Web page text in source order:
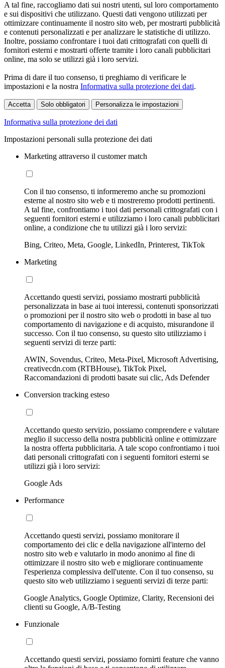
A tal fine, raccogliamo dati sui nostri utenti, sul loro comportamento
e sui dispositivi che utilizzano. Questi dati vengono utilizzati per
ottimizzare continuamente il nostro sito web, per mostrarti pubblicità
e contenuti personalizzati e per analizzare le statistiche di utilizzo.
Inoltre, possiamo confrontare i tuoi dati crittografati con quelli di
fornitori esterni e mostrarti offerte tramite i loro canali pubblicitari
online, ma solo se utilizzi già i loro servizi.
Prima di dare il tuo consenso, ti preghiamo di verificare le
impostazioni e la nostra Informativa sulla protezione dei dati.
Accetta Solo obbligatori Personalizza le impostazioni
Informativa sulla protezione dei dati
Impostazioni personali sulla protezione dei dati
Marketing attraverso il customer match
Con il tuo consenso, ti informeremo anche su promozioni
esterne al nostro sito web e ti mostreremo prodotti pertinenti.
A tal fine, confrontiamo i tuoi dati personali crittografati con i
seguenti fornitori esterni e utilizziamo i loro canali pubblicitari
online, a condizione che tu utilizzi già i loro servizi:
Bing, Criteo, Meta, Google, LinkedIn, Printerest, TikTok
Marketing
Accettando questi servizi, possiamo mostrarti pubblicità
personalizzata in base ai tuoi interessi, contenuti sponsorizzati
o promozioni per il nostro sito web o prodotti in base al tuo
comportamento di navigazione e di acquisto, misurandone il
successo. Con il tuo consenso, su questo sito utilizziamo i
seguenti servizi di terze parti:
AWIN, Sovendus, Criteo, Meta-Pixel, Microsoft Advertising,
creativecdn.com (RTBHouse), TikTok Pixel,
Raccomandazioni di prodotti basate sui clic, Ads Defender
Conversion tracking esteso
Accettando questo servizio, possiamo comprendere e valutare
meglio il successo della nostra pubblicità online e ottimizzare
la nostra offerta pubblicitaria. A tale scopo confrontiamo i tuoi
dati personali crittografati con i seguenti fornitori esterni se
utilizzi già i loro servizi:
Google Ads
Performance
Accettando questi servizi, possiamo monitorare il
comportamento dei clic e della navigazione all'interno del
nostro sito web e valutarlo in modo anonimo al fine di
ottimizzare il nostro sito web e migliorare continuamente
l'esperienza complessiva dell'utente. Con il tuo consenso, su
questo sito web utilizziamo i seguenti servizi di terze parti:
Google Analytics, Google Optimize, Clarity, Recensioni dei
clienti su Google, A/B-Testing
Funzionale
Accettando questi servizi, possiamo fornirti feature che vanno